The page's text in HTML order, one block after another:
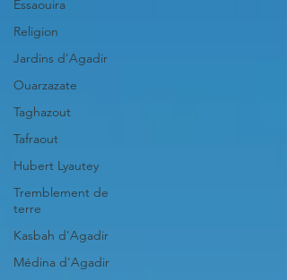
Essaouira
Religion
Jardins d'Agadir
Ouarzazate
Taghazout
Tafraout
Hubert Lyautey
Tremblement de
terre
Kasbah d'Agadir
Médina d'Agadir